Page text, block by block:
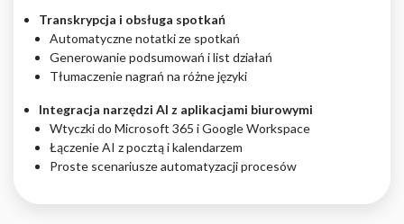
Transkrypcja i obsługa spotkań
Automatyczne notatki ze spotkań
Generowanie podsumowań i list działań
Tłumaczenie nagrań na różne języki
Integracja narzędzi AI z aplikacjami biurowymi
Wtyczki do Microsoft 365 i Google Workspace
Łączenie AI z pocztą i kalendarzem
Proste scenariusze automatyzacji procesów